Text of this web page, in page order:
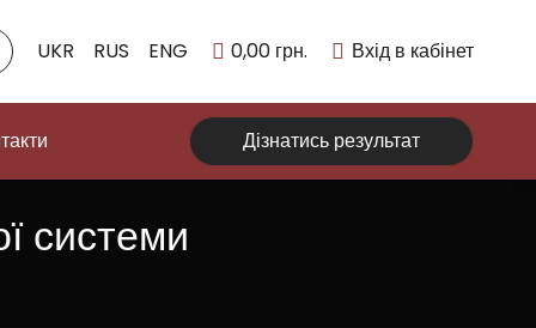
UKR RUS ENG 0,00 грн. Вхід в кабінет
Дізнатись результат
системи